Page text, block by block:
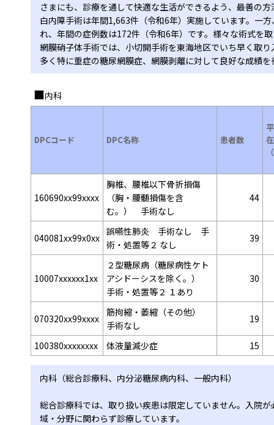
さまにも、診療を通して快適な生活ができるよう、最善の
白内障手術は年間1,663件（令和6年）実施しています。一
れ、年間の症例数は172件（令和6年）です。様々な術式を
網膜硝子体手術では、小切開手術を東海地区でいち早く取
多く特に重症の糖尿網膜症、網膜剥離に対して良好な成績を
内科
DPCコード DPC名称 患者数
160690xx99xxxx
胸椎、腰椎以下骨折損傷
（胸・腰髄損傷を含
む。） 手術なし
44
040081xx99x0xx
誤嚥性肺炎 手術なし 手
術・処置等２ なし
39
10007xxxxxx1xx
２型糖尿病（糖尿病性ケト
アシドーシスを除く。）
手術・処置等２ １あり
30
070320xx99xxxx
筋拘縮・萎縮（その他）
手術なし
19
100380xxxxxxxx 体液量減少症 15
内科（総合診療科、内分泌糖尿病内科、一般内科）
総合診療科では、取り扱い疾患は限定していません。入院
域・分野に関わらず診療しています。